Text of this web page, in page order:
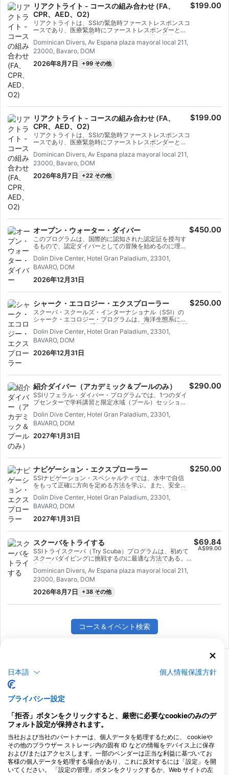
ら始めよう！
リアクトライト - コースの組み合わせ (FA、
CPR、AED、O2)
リアクトライトは、SSIの緊急時ファーストレスポンスコ
ースであり、医療緊急時にファーストレスポンダーとし
て行動するために必要なトレーニングと知識を提供す
る。 このフレキシブルなDIVEプログラムでは、プライマ
リーアセスメント、ファーストエイド＆CPR（ファース
トエイド＆CPR）、プライマリースタビライゼーション
テクニックなど、学びたいテーマを選ぶことができる。
時のファーストレスポンダーとして、ファーストエイド
＆CPR（心肺蘇生法）、酸素投与、AEDサポートができ
るようになる。 リアクトライト（リアクトライト）スペ
シャルティ認定を取得しよう。今すぐ始めよう！
Dominican Divers, Av Espana plaza mayoral local 211,
23000, Bavaro, DOM
2026年8月7日 +99 その他
$199.00
リアクトライト - コースの組み合わせ (FA、
CPR、AED、O2)
リアクトライトは、SSIの緊急時ファーストレスポンスコ
ースであり、医療緊急時にファーストレスポンダーとし
て行動するために必要なトレーニングと知識を提供す
る。 このフレキシブルなダイビングプログラムでは、一
次アセスメント、ファーストエイド＆CPR（ファースト
エイド＆CPR）、一次安定化テクニックなど、学びたい
テーマを選ぶことができる。また、ダイビング緊急時の
ダーとして、ファーストエイド＆CPR（心肺蘇生法）、
酸素投与、AEDサポートができるようになる。 リアクト
ライト（リアクトライト）スペシャルティ認定を取得し
よう。今すぐ始めよう！
Dominican Divers, Av Espana plaza mayoral local 211,
23000, Bavaro, DOM
2026年8月7日 +22 その他
$199.00
オープン・ウォーター・ダイバー
このプログラムは、国際的に認知された認定証を授与す
るもので、認定ダイバーとしての冒険を始めるのに理想
的な方法である。一人ひとりに合わせたトレーニングと
実践的な水中セッションを組み合わせることで、水中で
快適にダイビングするために必要なスキルと経験を確実
ー・ダイバー資格を取得する。
Dolin Dive Center, Hotel Gran Paladium, 23301,
BAVARO, DOM
2026年12月31日
$450.00
シャーク・エコロジー・エクスプローラー
スクーバ・スクールズ・インターナショナル（SSI）の
シャーク・エコロジー・プログラムは、海洋生態系にお
けるサメの生態学的 重要性を教える、理論ベースの専門
プログラムである。サメの生 態 系、行 動、種 類、現 在
の 脅威（乱獲やフィニングなど）、海洋のバランスを維
ぶ。 サメをよりよく理 解し、サメの 保 護を推 進したい
Dolin Dive Center, Hotel Gran Paladium, 23301,
BAVARO, DOM
2026年12月31日
$250.00
紹介ダイバー（アカデミック＆プールのみ）
SSIリフェラル・ダイバー・プログラムでは、1つのダイ
ブセンターで学科講習と限定水域（プール）セッション
を修了し、別の旅行先でオープンウォータートレーニン
グダイブを修了することができる。 これは、地元で学科
講習とプールセッションを修了し、休暇中にオープンウ
ある。 学科講習とプールセッションを修了すると、期間
る。
Dolin Dive Center, Hotel Gran Paladium, 23301,
BAVARO, DOM
2027年1月31日
$290.00
ナビゲーション・エクスプローラー
SSIナビゲーション・スペシャルティでは、水中で自信
をもって正確に方向を定める方法を学ぶ。また、安全で
効率的なダイビングを計画、実施するために、自然の基
準とコンパスの使い方を学びます。 何を学ぶのか？ ダイ
ビングコンパスの正しい使い方 ナチュラルナビゲーショ
ーチパターン 水中での距離の計算方法 ナビゲーションル
ータートレーニングダイブ
Dolin Dive Center, Hotel Gran Paladium, 23301,
BAVARO, DOM
2027年1月31日
$250.00
スクーバをトライする
SSIトライスクーバ（Try Scuba）プログラムは、初めて
スクーバダイビングに挑戦するのに最適な方法である。限
定水域で、インストラクターがしっかりとお世話をするの
で、水中での最初の忘れられない呼吸を楽しみ、スクーバ
ダイビングの魅力を体験することができる。この短期コー
ス終了時には、SSIトライスクーバ認定カードが発行さ
れ、またダイビングに行きたくなること間違いなし。 無
Dominican Divers, Av Espana plaza mayoral local 211,
23000, Bavaro, DOM
2026年8月7日 +38 その他
$69.84
A$99.00
コース＆イベント検索
ダイビングアクティビティ
日本語 個人情報保護方針
プライバシー設定
「拒否」ボタンをクリックすると、厳密に必要なcookieのみのデ
フォルト設定が保持されます。
当社および当社のパートナーは、個人データを処理するために、 cookieや
その他のブラウザー ストレージ内の固有 ID などの情報をデバイス上に保存
および/またはアクセスします。一部のベンダーは正当な利益に基づいてお
客様の個人データを処理する場合があり、これに反対するには「設定」を開
いてください。 「設定の管理」ボタンをクリックするか、Web サイトの左